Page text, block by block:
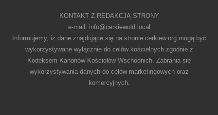
KONTAKT Z REDAKCJĄ STRONY
e-mail: info@cerkiewold.local
Informujemy, iż dane znajdujące się na stronie cerkiew.org mogą być
wykorzystywane wyłącznie do celów kościelnych zgodnie z
Kodeksem Kanonów Kościołów Wschodnich. Zabrania się
wykorzystywania danych do celów marketingowych oraz
komercyjnych.